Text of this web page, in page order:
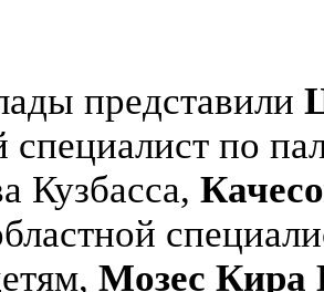
представили
специалист по
Кузбасса,
Мозес Кира